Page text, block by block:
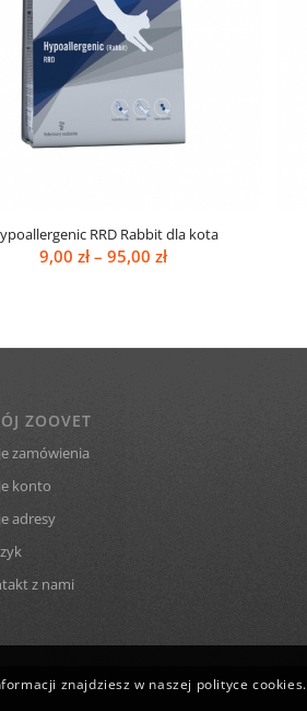
RRD Rabbit dla kota
9,00zł – 95,00złZakres
ZOOVET
zamówienia
konto
adresy
z nami
znajdziesz w naszej polityce cookies.